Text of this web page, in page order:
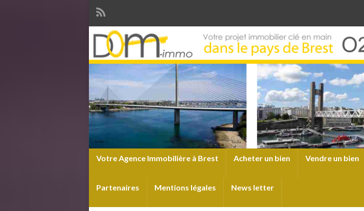
Votre Agence Immobilière à Brest Acheter un bien Vendre un bien
Partenaires Mentions légales News letter